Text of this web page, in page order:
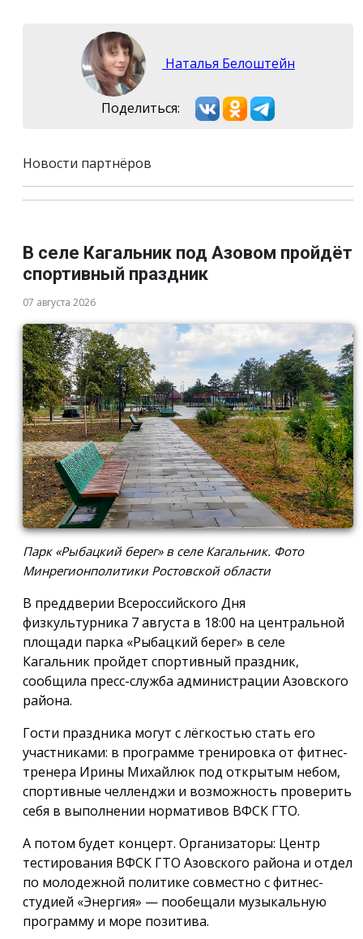
Наталья Белоштейн
Поделиться:
Новости партнёров
В селе Кагальник под Азовом пройдёт
спортивный праздник
07 августа 2026
Парк «Рыбацкий берег» в селе Кагальник. Фото
Минрегионполитики Ростовской области
В преддверии Всероссийского Дня
физкультурника 7 августа в 18:00 на центральной
площади парка «Рыбацкий берег» в селе
Кагальник пройдет спортивный праздник,
сообщила пресс-служба администрации Азовского
района.
Гости праздника могут с лёгкостью стать его
участниками: в программе тренировка от фитнес-
тренера Ирины Михайлюк под открытым небом,
спортивные челленджи и возможность проверить
себя в выполнении нормативов ВФСК ГТО.
А потом будет концерт. Организаторы: Центр
тестирования ВФСК ГТО Азовского района и отдел
по молодежной политике совместно с фитнес-
студией «Энергия» — пообещали музыкальную
программу и море позитива.